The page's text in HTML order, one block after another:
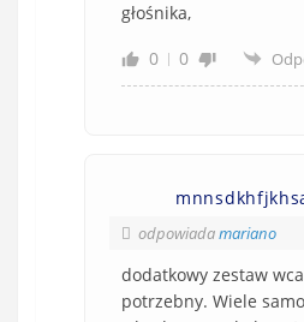
głośnika,
0
0
odpowiadamariano
dodatkowy zestaw
potrzebny. Wiele